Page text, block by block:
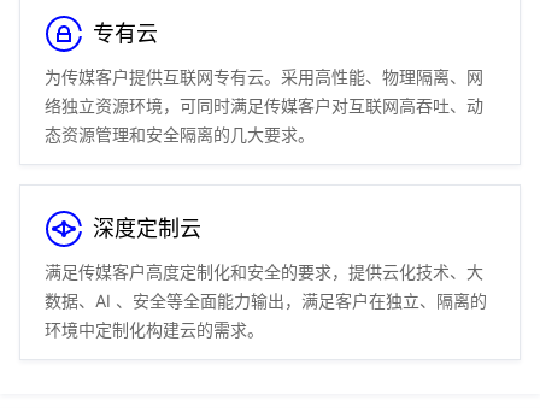
专有云
为传媒客户提供互联网专有云。采用高性能、物理隔离、网
络独立资源环境，可同时满足传媒客户对互联网高吞吐、动
态资源管理和安全隔离的几大要求。
深度定制云
满足传媒客户高度定制化和安全的要求，提供云化技术、大
数据、AI 、安全等全面能力输出，满足客户在独立、隔离的
环境中定制化构建云的需求。